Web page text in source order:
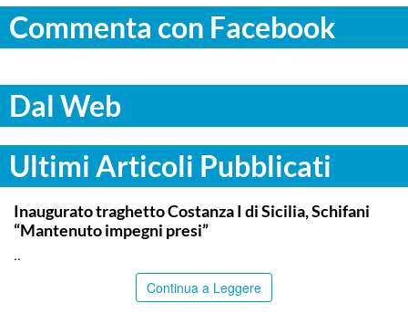
Commenta con Facebook
Dal Web
Ultimi Articoli Pubblicati
ITALPRESS
Inaugurato traghetto Costanza I di Sicilia, Schifani
“Mantenuto impegni presi”
..
Continua a Leggere